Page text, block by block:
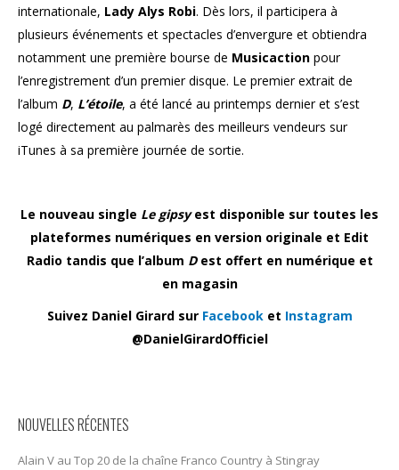
internationale, Lady Alys Robi. Dès lors, il participera à
plusieurs événements et spectacles d’envergure et obtiendra
notamment une première bourse de Musicaction pour
l’enregistrement d’un premier disque. Le premier extrait de
l’album D, L’étoile, a été lancé au printemps dernier et s’est
logé directement au palmarès des meilleurs vendeurs sur
iTunes à sa première journée de sortie.
Le nouveau single Le gipsyest disponible sur toutes les
plateformes numériques en version originale et Edit
Radio tandis que l’album D est offert en numérique et
en magasin
Suivez Daniel Girard sur Facebooket Instagram
@DanielGirardOfficiel
NOUVELLES RÉCENTES
Alain V au Top 20 de la chaîne Franco Country à Stingray